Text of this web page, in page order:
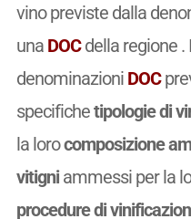
vino previste dalla
una DOCdella regione .
denominazioni DOC
specifichetipologie di
la lorocomposizione
vitigniammessi per la
procedure di